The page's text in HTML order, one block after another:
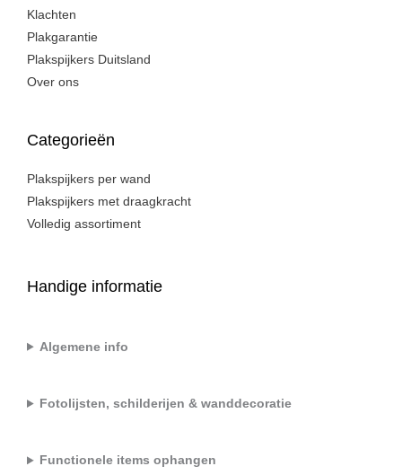
Klachten
Plakgarantie
Plakspijkers Duitsland
Over ons
Categorieën
Plakspijkers per wand
Plakspijkers met draagkracht
Volledig assortiment
Handige informatie
Algemene info
Fotolijsten, schilderijen & wanddecoratie
Functionele items ophangen